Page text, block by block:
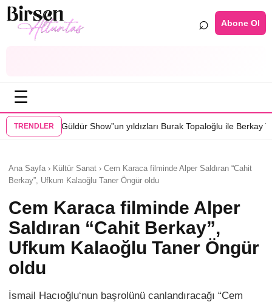
⌕ Abone Ol
☰
TRENDLER
Show”un yıldızları Burak Topaloğlu ile Berkay Tulumbacı
Ana Sayfa › Kültür Sanat › Cem Karaca filminde Alper Saldıran “Cahit
Berkay”, Ufkum Kalaoğlu Taner Öngür oldu
Cem Karaca filminde Alper
Saldıran “Cahit Berkay”,
Ufkum Kalaoğlu Taner Öngür
oldu
İsmail Hacıoğlu‘nun başrolünü canlandıracağı “Cem